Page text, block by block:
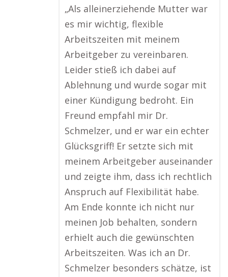
„Als alleinerziehende Mutter war
es mir wichtig, flexible
Arbeitszeiten mit meinem
Arbeitgeber zu vereinbaren.
Leider stieß ich dabei auf
Ablehnung und wurde sogar mit
einer Kündigung bedroht. Ein
Freund empfahl mir Dr.
Schmelzer, und er war ein echter
Glücksgriff! Er setzte sich mit
meinem Arbeitgeber auseinander
und zeigte ihm, dass ich rechtlich
Anspruch auf Flexibilität habe.
Am Ende konnte ich nicht nur
meinen Job behalten, sondern
erhielt auch die gewünschten
Arbeitszeiten. Was ich an Dr.
Schmelzer besonders schätze, ist